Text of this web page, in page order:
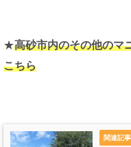
★高砂市内のその他のマ
こちら